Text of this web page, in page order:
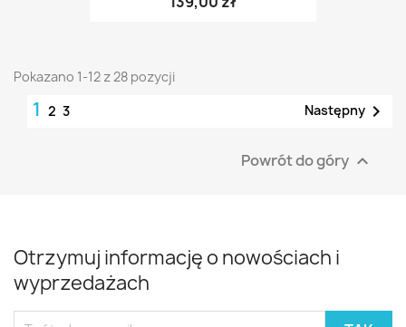
Pokazano 1-12 z 28 pozycji
1 2 3 Następny 
Powrót do góry 
Otrzymuj informację o nowościach i
wyprzedażach